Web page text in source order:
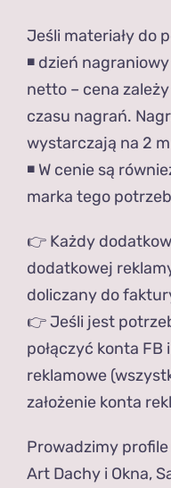
Jeśli materiały do
◾️ dzień
netto – cena
czasu nagrań.
wystarczają na 2
◾️ W cenie są
marka tego
👉 Każdy
dodatkowej
doliczany do
👉 Jeśli jest
połączyć konta FB
reklamowe
założenie konta
Prowadzimy
Art Dachy i Okna,